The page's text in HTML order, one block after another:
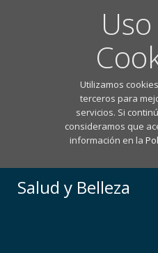
Utilizamos
terceros para
servicios. Si
consideramos que
información en la
Salud y Belleza